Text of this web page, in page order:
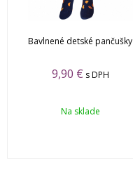
Bavlnené detské pančušky
9,90 € s DPH
Na sklade